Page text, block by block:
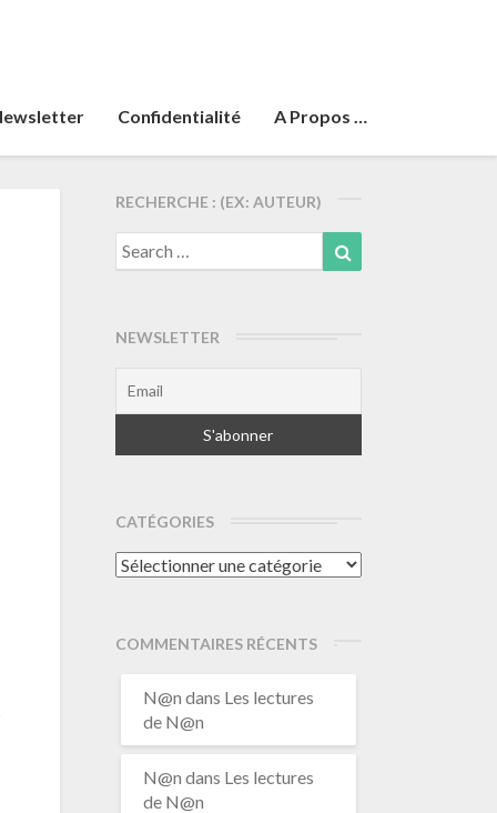
Confidentialité A Propos …
RECHERCHE : (EX: AUTEUR)
Search
for:
NEWSLETTER
CATÉGORIES
Catégories
COMMENTAIRES RÉCENTS
N@n dans Les lectures
de N@n
N@n dans Les lectures
de N@n